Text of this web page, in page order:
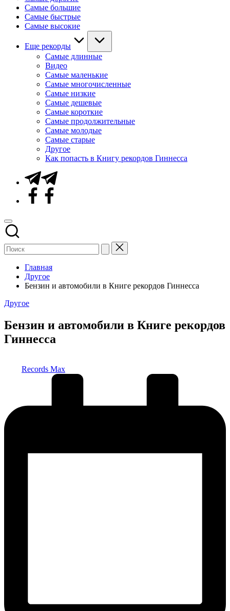
Самые большие
Самые быстрые
Самые высокие
Еще рекорды
Самые длинные
Видео
Самые маленькие
Самые многочисленные
Самые низкие
Самые дешевые
Самые короткие
Самые продолжительные
Самые молодые
Самые старые
Другое
Как попасть в Книгу рекордов Гиннесса
Telegram
Facebook
Главная
Другое
Бензин и автомобили в Книге рекордов Гиннесса
Опубликовано
Другое
Бензин и автомобили в Книге рекордов
Гиннесса
Records Max